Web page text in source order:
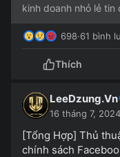
kinh doanh nhỏ lẻ tin
698·61 bình
Thích
LeeDzung.Vn
16 tháng 7,
[Tổng Hợp] Thủ
chính sách